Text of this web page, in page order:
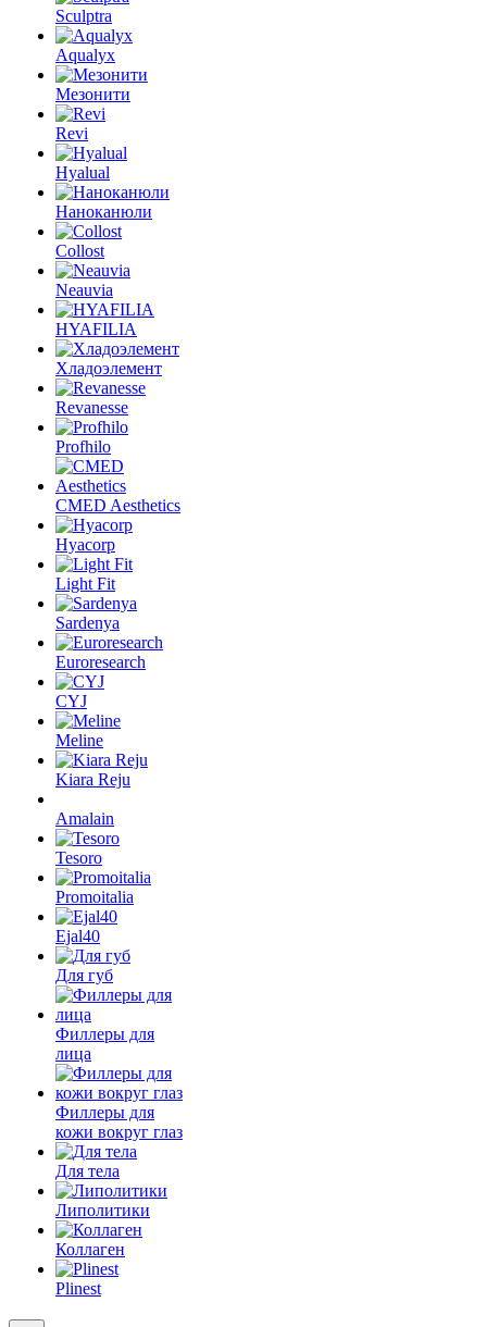
Sculptra
Aqualyx
Мезонити
Revi
Hyalual
Наноканюли
Collost
Neauvia
HYAFILIA
Хладоэлемент
Revanesse
Profhilo
CMED Aesthetics
Hyacorp
Light Fit
Sardenya
Euroresearch
CYJ
Meline
Kiara Reju
Amalain
Tesoro
Promoitalia
Ejal40
Для губ
Филлеры для
лица
Филлеры для
кожи вокруг глаз
Для тела
Липолитики
Коллаген